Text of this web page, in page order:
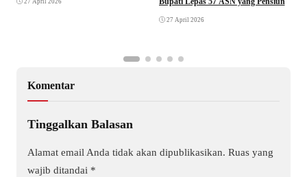
27 April 2026
27 April 2026
Komentar
Tinggalkan Balasan
Alamat email Anda tidak akan dipublikasikan. Ruas yang
wajib ditandai *